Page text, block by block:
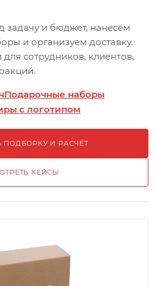
задачу и бюджет, нанесём
и организуем доставку.
сотрудников, клиентов,
Подарочные наборы
с логотипом
ПОДБОРКУ И РАСЧЁТ
КЕЙСЫ